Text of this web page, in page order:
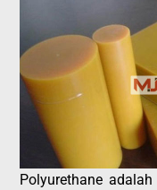
Polyurethane